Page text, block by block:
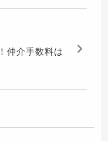
仲介手数料は